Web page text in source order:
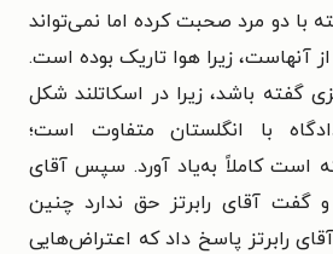
دو مرد صحبت کرده اما نمی‌تواند
آنهاست، زیرا هوا تاریک بوده است.
باشد، زیرا در اسکاتلند شکل
با انگلستان متفاوت است؛
است کاملاً به‌یاد آورد. سپس آقای
گفت آقای رابرتز حق ندارد چنین
رابرتز پاسخ داد که اعتراض‌هایی